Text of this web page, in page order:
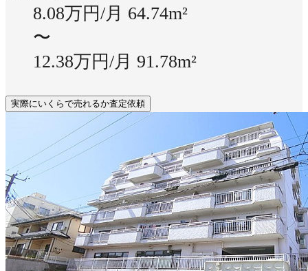
8.08万円/月 64.74m²
〜
12.38万円/月 91.78m²
実際にいくらで売れるか査定依頼